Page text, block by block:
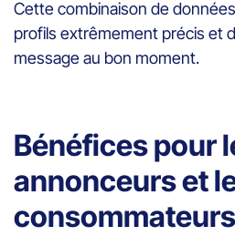
Cette combinaison de
profils extrêmement précis et
message au bon moment.
Bénéfices pour
annonceurs et
consommateurs